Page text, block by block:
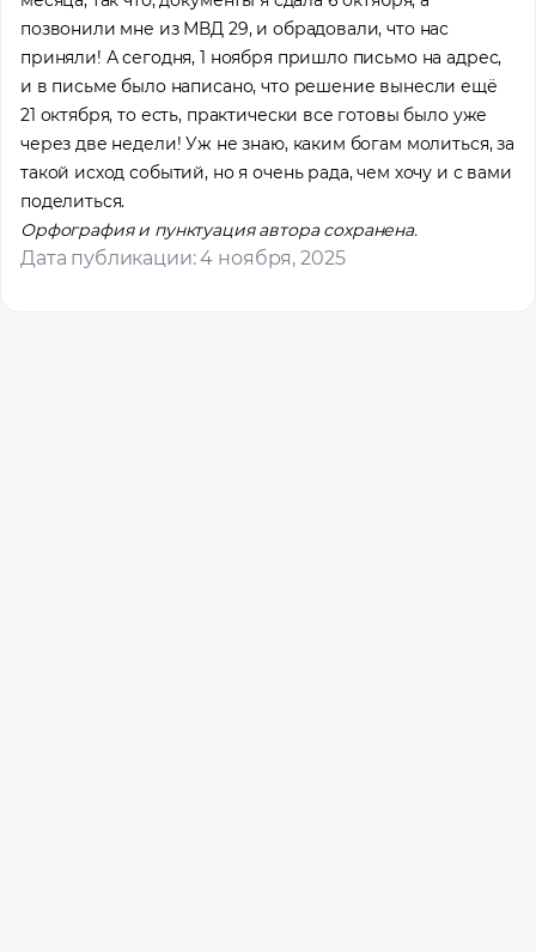
позвонили мне из МВД 29, и обрадовали, что нас
приняли! А сегодня, 1 ноября пришло письмо на адрес,
и в письме было написано, что решение вынесли ещё
21 октября, то есть, практически все готовы было уже
через две недели! Уж не знаю, каким богам молиться, за
такой исход событий, но я очень рада, чем хочу и с вами
поделиться.
Орфография и пунктуация автора сохранена.
Дата публикации: 4 ноября, 2025
Профессия
Местоположение